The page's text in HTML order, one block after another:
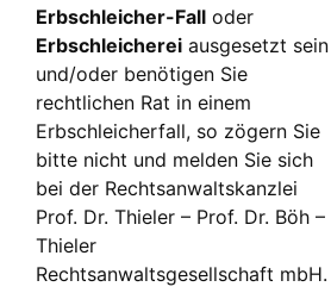
Erbschleicher-Fall oder
Erbschleicherei ausgesetzt sein
und/oder benötigen Sie
rechtlichen Rat in einem
Erbschleicherfall, so zögern Sie
bitte nicht und melden Sie sich
bei der Rechtsanwaltskanzlei
Prof. Dr. Thieler – Prof. Dr. Böh –
Thieler
Rechtsanwaltsgesellschaft mbH.